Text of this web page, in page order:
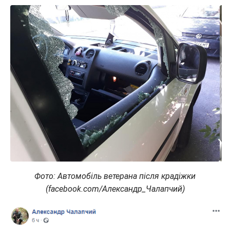
Фото: Автомобіль ветерана після крадіжки
(facebook.com/Александр_Чалапчий)